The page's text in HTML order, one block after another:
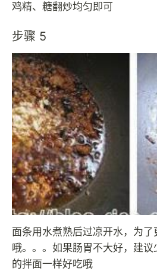
鸡精、糖翻炒均匀即可
步骤 5
面条用水煮熟后过凉开水，为
哦。。。如果肠胃不大好，建
的拌面一样好吃哦